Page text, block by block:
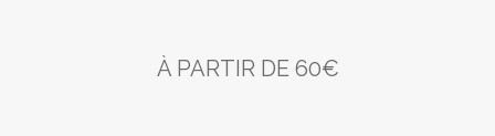
À PARTIR DE 60€